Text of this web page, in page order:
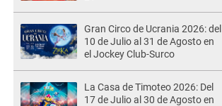
Gran Circo de Ucrania 2026: del
10 de Julio al 31 de Agosto en
el Jockey Club-Surco
La Casa de Timoteo 2026: Del
17 de Julio al 30 de Agosto en